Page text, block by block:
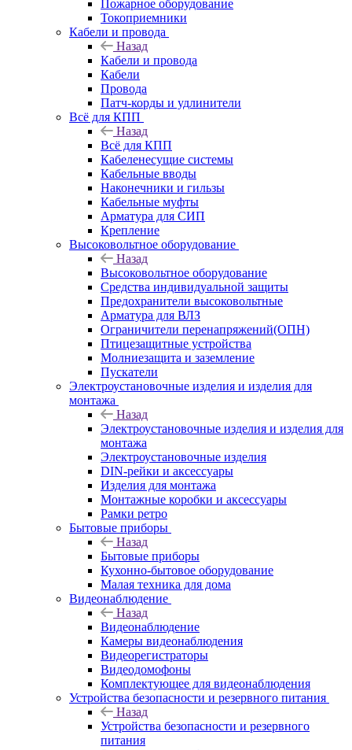
Пожарное оборудование
Токоприемники
Кабели и провода
Назад
Кабели и провода
Кабели
Провода
Патч-корды и удлинители
Всё для КПП
Назад
Всё для КПП
Кабеленесущие системы
Кабельные вводы
Наконечники и гильзы
Кабельные муфты
Арматура для СИП
Крепление
Высоковольтное оборудование
Назад
Высоковольтное оборудование
Средства индивидуальной защиты
Предохранители высоковольтные
Арматура для ВЛЗ
Ограничители перенапряжений(ОПН)
Птицезащитные устройства
Молниезащита и заземление
Пускатели
Электроустановочные изделия и изделия для
монтажа
Назад
Электроустановочные изделия и изделия для
монтажа
Электроустановочные изделия
DIN-рейки и аксессуары
Изделия для монтажа
Монтажные коробки и аксессуары
Рамки ретро
Бытовые приборы
Назад
Бытовые приборы
Кухонно-бытовое оборудование
Малая техника для дома
Видеонаблюдение
Назад
Видеонаблюдение
Камеры видеонаблюдения
Видеорегистраторы
Видеодомофоны
Комплектующее для видеонаблюдения
Устройства безопасности и резервного питания
Назад
Устройства безопасности и резервного
питания